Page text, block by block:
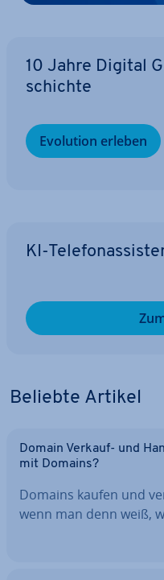
10 Jahre Digital
schich­te
Evolution erleben
KI-
Beliebte Artikel
Domain Verkauf- und
mit Domains?
Domains kaufen und
wenn man denn weiß,